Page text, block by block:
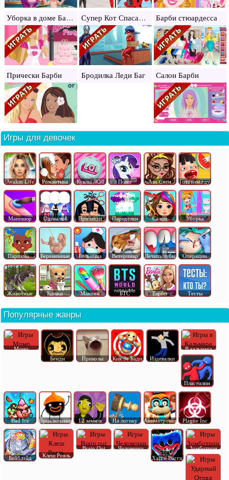
Уборка в доме Барби Супер Кот Спасает Леди Баг Барби стюардесса
Прически Барби Бродилка Леди Баг Салон Барби
Игры для девочек
Avakin Life Романтика Куклы ЛОЛ Пони Ава Сити Готовим еду
Маникюр Одевалки Прически Переделки Салон Уборка
Парикма.. Беременные Больница Ветеринар Лечить зубы Операции
Животные Кошки Макияж БТС Барби Тесты
Популярные жанры
Момо
Бенди
Приколы Кик Зе Бади Издевалки
В кальмара
Пластилин
Bad Ice Приключения 12 замков На логику Аниматроник Plague Inc
Бейблэйд Клеш Рояль
Brain Out
Человечки
Хагги Вагги
Зомботрон